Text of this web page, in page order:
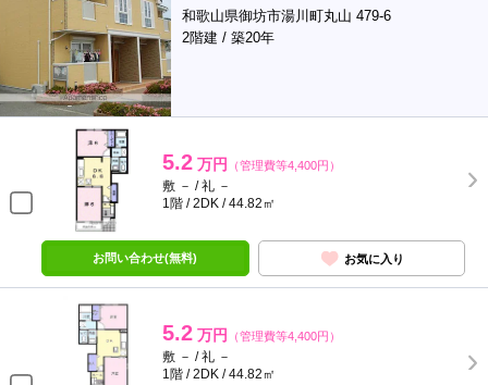
和歌山県御坊市湯川町丸山 479-6
2階建 / 築20年
5.2 万円 （管理費等4,400円）
敷 － / 礼 －
1階 / 2DK / 44.82㎡
お問い合わせ(無料) お気に入り
5.2 万円 （管理費等4,400円）
敷 － / 礼 －
1階 / 2DK / 44.82㎡